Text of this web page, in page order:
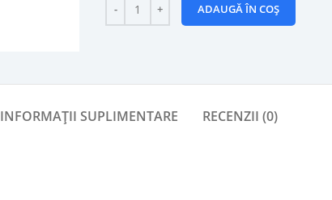
ADAUGĂ ÎN COȘ
INFORMAȚII SUPLIMENTARE RECENZII (0)